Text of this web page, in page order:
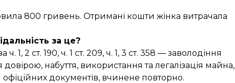
800 гривень. Отримані кошти жінка витрачала
за це?
2 ст. 190, ч. 1 ст. 209, ч. 1, 3 ст. 358 — заволодіння
набуття, використання та легалізація майна,
документів, вчинене повторно.